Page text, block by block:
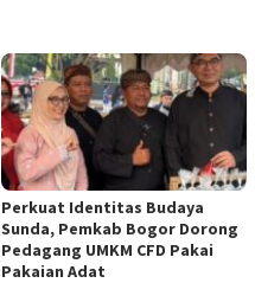
Perkuat Identitas Budaya
Sunda, Pemkab Bogor Dorong
Pedagang UMKM CFD Pakai
Pakaian Adat ‎